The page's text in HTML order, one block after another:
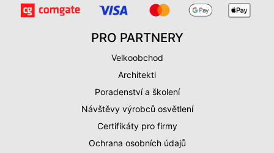
PRO PARTNERY
Velkoobchod
Architekti
Poradenství a školení
Návštěvy výrobců osvětlení
Certifikáty pro firmy
Ochrana osobních údajů